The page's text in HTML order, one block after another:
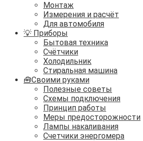
Монтаж
Измерения и расчёт
Для автомобиля
💡 Приборы
Бытовая техника
Счётчики
Холодильник
Стиральная машина
🧰Своими руками
Полезные советы
Схемы подключения
Принцип работы
Меры предосторожности
Лампы накаливания
Счетчики энергомера